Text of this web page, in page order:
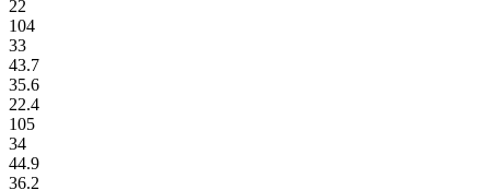
22
104
33
43.7
35.6
22.4
105
34
44.9
36.2